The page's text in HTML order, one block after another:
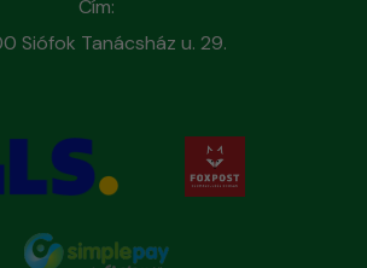
Cím:
Siófok Tanácsház u. 29.